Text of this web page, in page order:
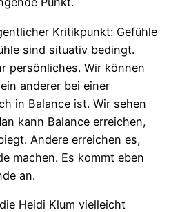
Kritikpunkt: Gefühle
sind situativ bedingt.
persönliches. Wir können
anderer bei einer
in Balance ist. Wir sehen
kann Balance erreichen,
Andere erreichen es,
machen. Es kommt eben
an.
Heidi Klum vielleicht